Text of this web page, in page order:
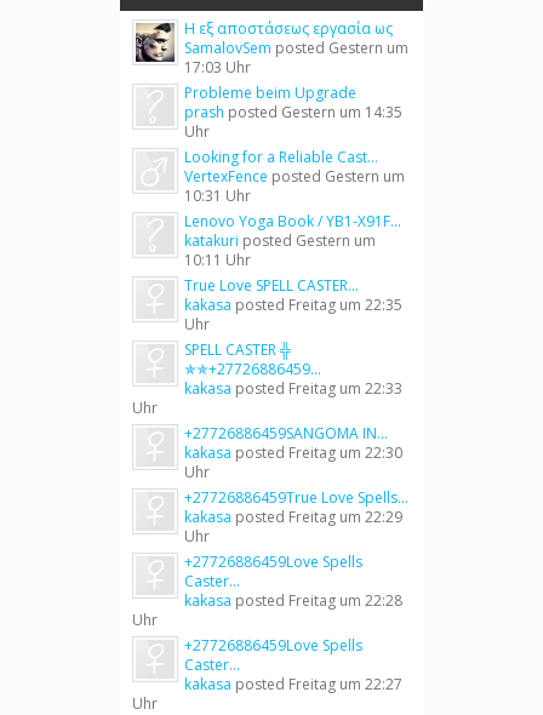
Η εξ αποστάσεως εργασία ως
SamalovSem posted Gestern um
17:03 Uhr
Probleme beim Upgrade
prash posted Gestern um 14:35
Uhr
Looking for a Reliable Cast...
VertexFence posted Gestern um
10:31 Uhr
Lenovo Yoga Book / YB1-X91F...
katakuri posted Gestern um
10:11 Uhr
True Love SPELL CASTER...
kakasa posted Freitag um 22:35
Uhr
SPELL CASTER ╬
✯✯+27726886459...
kakasa posted Freitag um 22:33
Uhr
+27726886459SANGOMA IN...
kakasa posted Freitag um 22:30
Uhr
+27726886459True Love Spells...
kakasa posted Freitag um 22:29
Uhr
+27726886459Love Spells
Caster...
kakasa posted Freitag um 22:28
Uhr
+27726886459Love Spells
Caster...
kakasa posted Freitag um 22:27
Uhr